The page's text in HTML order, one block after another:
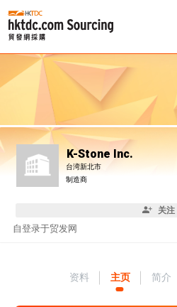
K-Stone Inc.
台湾新北市
制造商
关注
自登录于贸发网
资料 主页 简介